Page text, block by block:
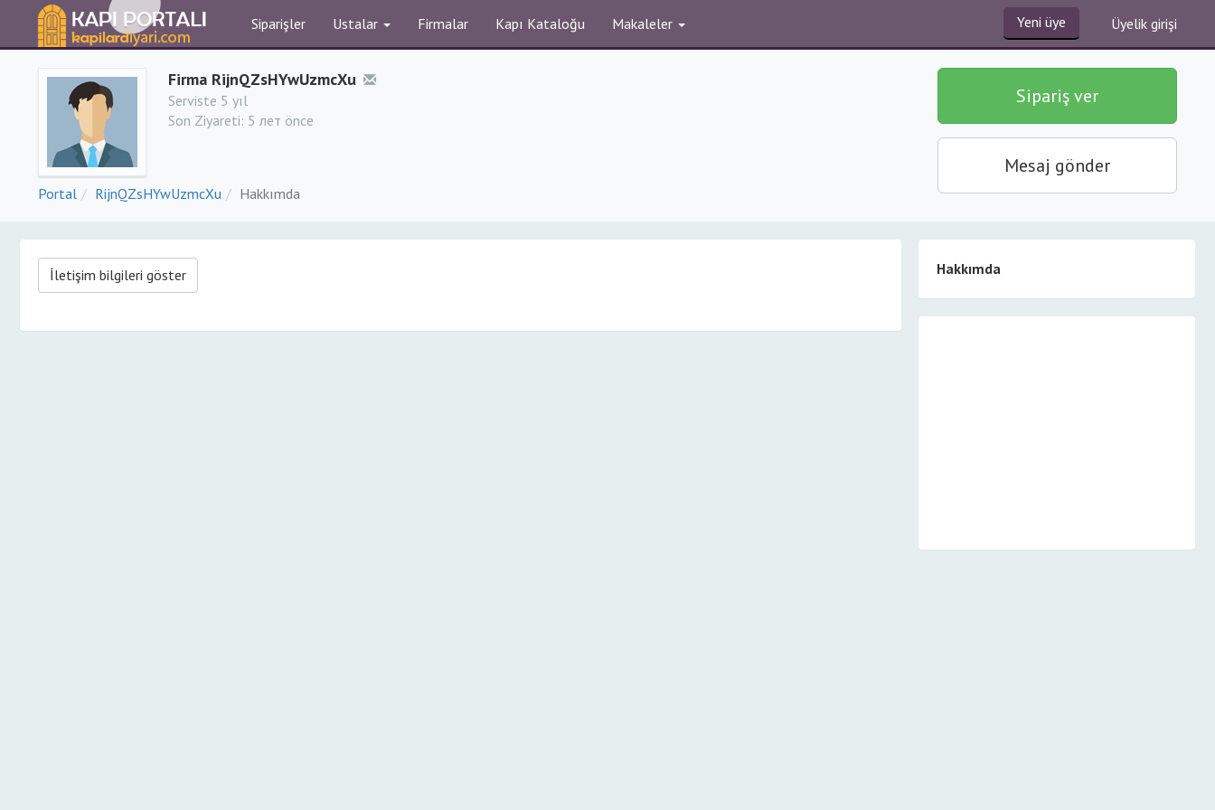
Siparişler Ustalar Firmalar Kapı Kataloğu Makaleler Yeni üye Üyelik girişi
Firma RijnQZsHYwUzmcXu
Serviste 5 yıl
Son Ziyareti: 5 лет önce
Portal RijnQZsHYwUzmcXu Hakkımda
Sipariş ver
Mesaj gönder
İletişim bilgileri göster Hakkımda